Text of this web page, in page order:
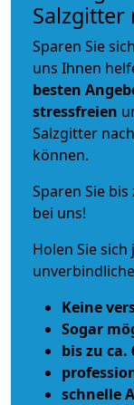
Sparen Sie
uns Ihnen
besten
stressfreien
Salzgitter
können.
Sparen Sie
bei uns!
Holen Sie
Keine
Sogar
bis zu ca.
schnelle